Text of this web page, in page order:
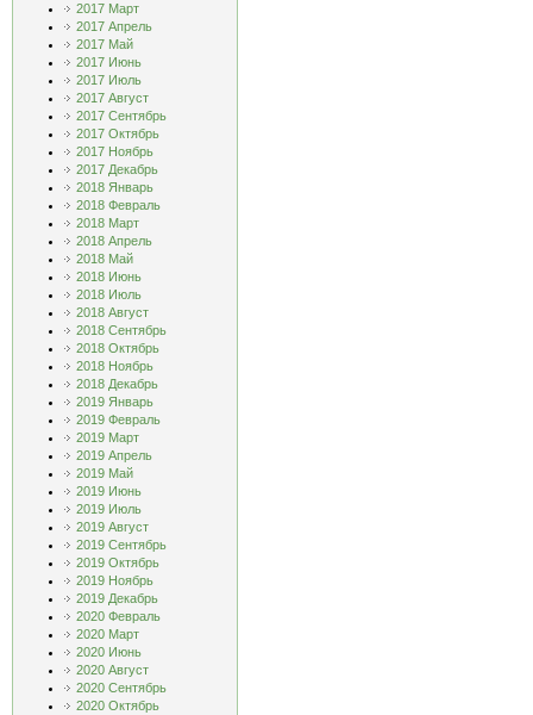
2017 Март
2017 Апрель
2017 Май
2017 Июнь
2017 Июль
2017 Август
2017 Сентябрь
2017 Октябрь
2017 Ноябрь
2017 Декабрь
2018 Январь
2018 Февраль
2018 Март
2018 Апрель
2018 Май
2018 Июнь
2018 Июль
2018 Август
2018 Сентябрь
2018 Октябрь
2018 Ноябрь
2018 Декабрь
2019 Январь
2019 Февраль
2019 Март
2019 Апрель
2019 Май
2019 Июнь
2019 Июль
2019 Август
2019 Сентябрь
2019 Октябрь
2019 Ноябрь
2019 Декабрь
2020 Февраль
2020 Март
2020 Июнь
2020 Август
2020 Сентябрь
2020 Октябрь